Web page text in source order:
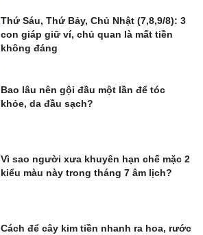
Thứ Sáu, Thứ Bảy, Chủ Nhật (7,8,9/8): 3
con giáp giữ ví, chủ quan là mất tiền
không đáng
Bao lâu nên gội đầu một lần để tóc
khỏe, da đầu sạch?
Vì sao người xưa khuyên hạn chế mặc 2
kiểu màu này trong tháng 7 âm lịch?
Cách để cây kim tiền nhanh ra hoa, rước